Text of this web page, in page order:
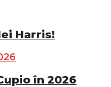
Harris!
în 2026